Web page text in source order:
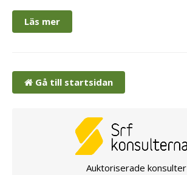
Läs mer
Gå till startsidan
Auktoriserade konsulter